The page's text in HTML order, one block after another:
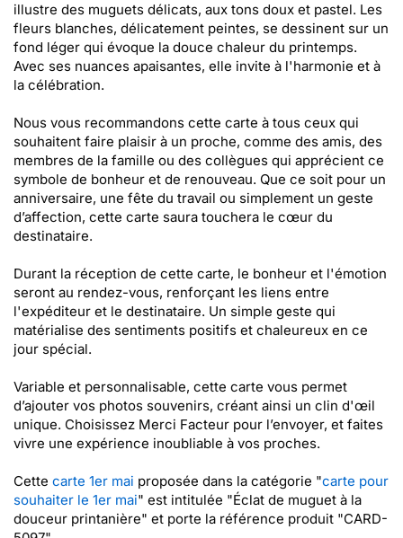
illustre des muguets délicats, aux tons doux et pastel. Les
fleurs blanches, délicatement peintes, se dessinent sur un
fond léger qui évoque la douce chaleur du printemps.
Avec ses nuances apaisantes, elle invite à l'harmonie et à
la célébration.
Nous vous recommandons cette carte à tous ceux qui
souhaitent faire plaisir à un proche, comme des amis, des
membres de la famille ou des collègues qui apprécient ce
symbole de bonheur et de renouveau. Que ce soit pour un
anniversaire, une fête du travail ou simplement un geste
d’affection, cette carte saura touchera le cœur du
destinataire.
Durant la réception de cette carte, le bonheur et l'émotion
seront au rendez-vous, renforçant les liens entre
l'expéditeur et le destinataire. Un simple geste qui
matérialise des sentiments positifs et chaleureux en ce
jour spécial.
Variable et personnalisable, cette carte vous permet
d’ajouter vos photos souvenirs, créant ainsi un clin d'œil
unique. Choisissez Merci Facteur pour l’envoyer, et faites
vivre une expérience inoubliable à vos proches.
Cette carte 1er mai proposée dans la catégorie "carte pour
souhaiter le 1er mai" est intitulée "Éclat de muguet à la
douceur printanière" et porte la référence produit "CARD-